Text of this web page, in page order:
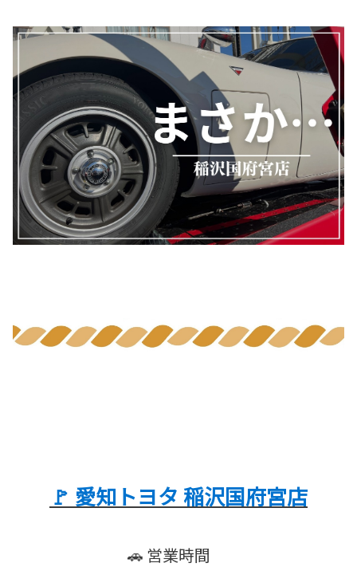
🚩 愛知トヨタ 稲沢国府宮店
🚗 営業時間